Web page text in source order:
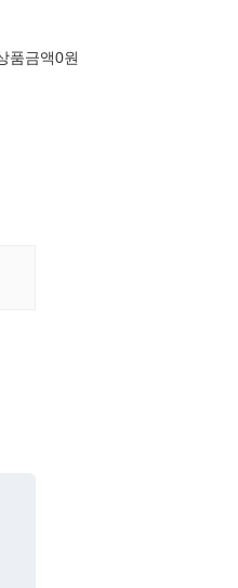
품금액0원